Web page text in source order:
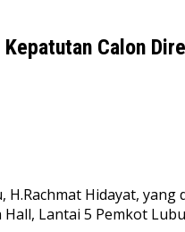
Calon
Hidayat,
Lantai 5 Pemkot